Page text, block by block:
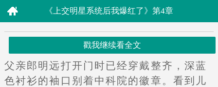
《上交明星系统后我爆红了》第4章
戳我继续看全文
父亲郎明远打开门时已经穿戴整齐，深蓝
色衬衫的袖口别着中科院的徽章。看到儿